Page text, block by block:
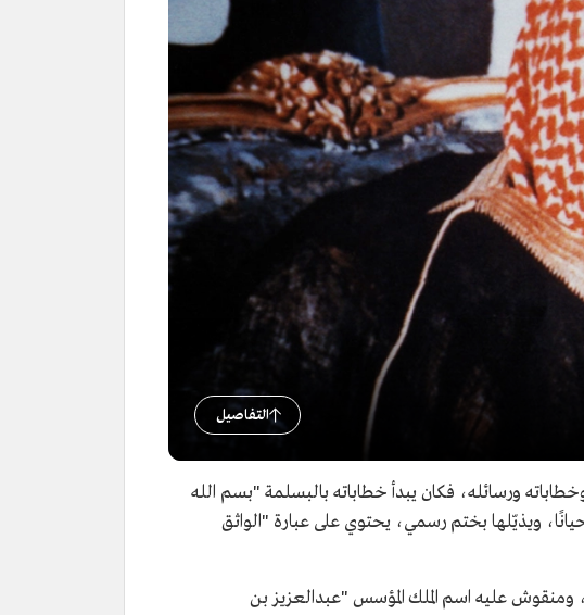
التفاصيل
ورسائله، فكان يبدأ خطاباته بالبسلمة "بسم الله
ويذيّلها بختم رسمي، يحتوي على عبارة "الواثق
عليه اسم الملك المؤسس "عبدالعزيز بن